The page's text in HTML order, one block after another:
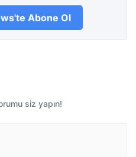
Abone Ol
siz yapın!